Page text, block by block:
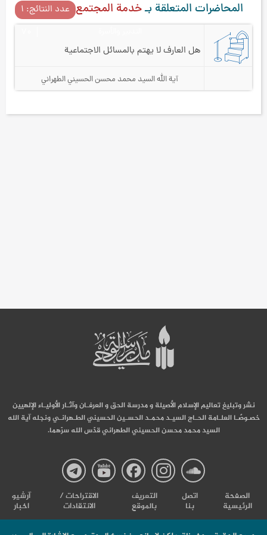
المحاضرات المتعلقة بـخدمة المجتمع عدد النتائج: ۱
هل العارف لا يهتم بالمسائل الاجتماعية
آية الله السيد محمد محسن الحسيني الطهراني
نشر وتبليغ تعاليم الإسلام الأصيلة و مدرسة الحق و العرفـان وآثـار الأوليـاء الإلهيين
خصـوصًـا العلـامة الحـاج السيـد محمـد الحسـين الحسيني الطـهرانـي ونجله آية الله
السيد محمد محسن الحسيني الطهراني قدّس الله سرّهما.
صفحة
صفحة
صفحة
صفحة
الصفحة
الرئيسية
اتصل
بنا
التعریف
بالموقع
الاقتراحات /
الانتقادات
آرشیو
اخبار